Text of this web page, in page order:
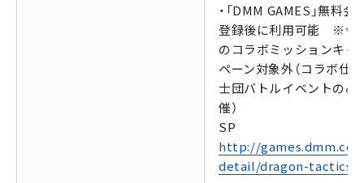
・「DMM GAMES」無料会
登録後に利用可能 ※今
のコラボミッションキャ
ペーン対象外（コラボ仕
士団バトルイベントのみ
催）
SP
http://
detail/dragon-tactics/